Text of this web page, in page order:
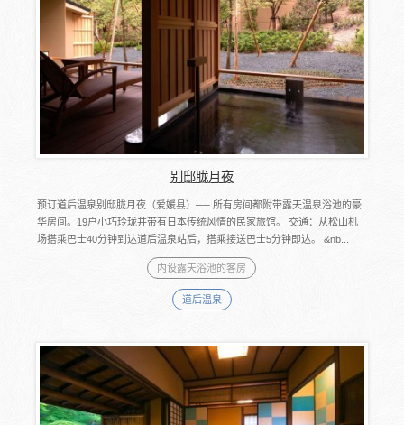
别邸胧月夜
预订道后温泉别邸胧月夜（爱媛县）── 所有房间都附带露天温泉浴池的豪
华房间。19户小巧玲珑并带有日本传统风情的民家旅馆。 交通：从松山机
场搭乘巴士40分钟到达道后温泉站后，搭乘接送巴士5分钟即达。 &nb...
内设露天浴池的客房
道后温泉